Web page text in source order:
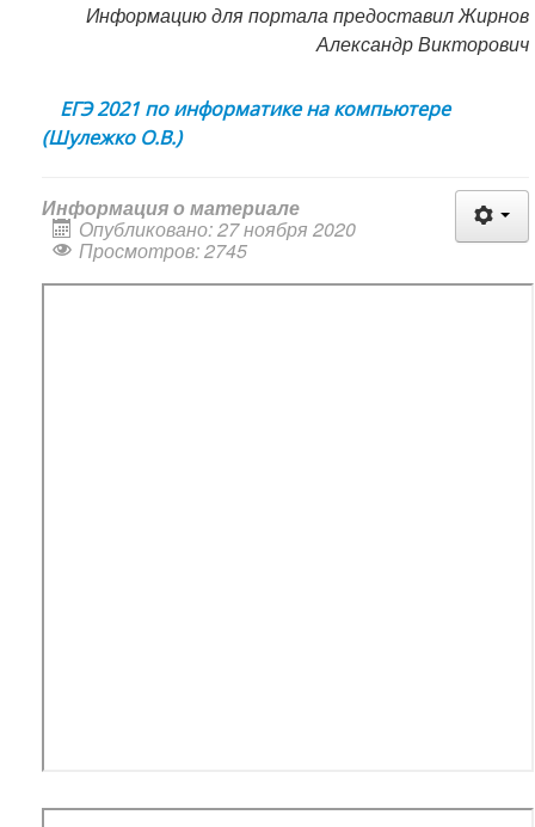
Информацию для портала предоставил Жирнов
Александр Викторович
ЕГЭ 2021 по информатике на компьютере
(Шулежко О.В.)
Информация о материале
Опубликовано: 27 ноября 2020
Просмотров: 2745